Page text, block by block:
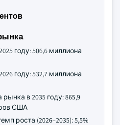
году: 506,6 миллиона
году: 532,7 миллиона
в 2035 году: 865,9
США
роста (2026–2035): 5,5%